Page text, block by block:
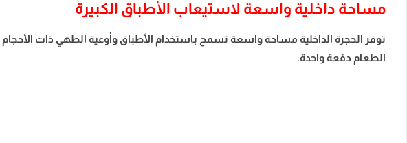
مساحة داخلية واسعة لاستيعاب الأطباق الكبيرة
توفر الحجرة الداخلية مساحة واسعة تسمح باستخدام الأطباق وأوعية الطهي ذات
الطعام دفعة واحدة.